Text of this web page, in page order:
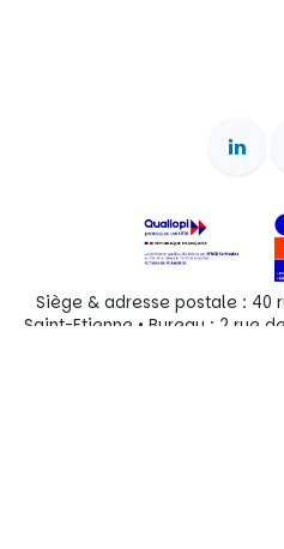
Siège & adresse postale : 40
Saint-Etienne • Bureau : 2 rue